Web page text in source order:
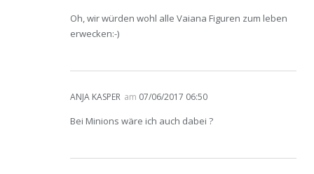
Oh, wir würden wohl alle Vaiana Figuren zum leben
erwecken:-)
ANJA KASPER am 07/06/2017 06:50
Bei Minions wäre ich auch dabei ?